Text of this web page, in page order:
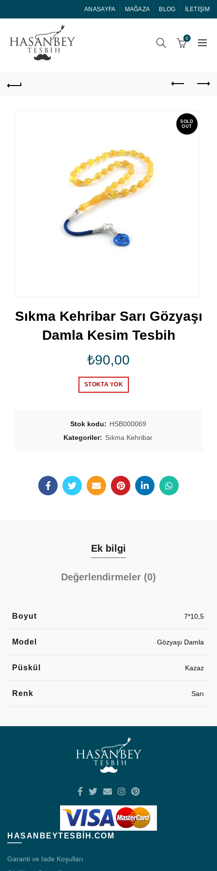
ANASAYFA MAĞAZA BLOG İLETIŞIM
0
SOLD
OUT
Sıkma Kehribar Sarı Gözyaşı
Damla Kesim Tesbih
₺90,00
STOKTA YOK
Stok kodu: HSB000069
Kategoriler: Sıkma Kehribar
Ek bilgi
Değerlendirmeler (0)
Boyut 7*10,5
Model Gözyaşı Damla
Püskül Kazaz
Renk Sarı
HASANBEYTESBIH.COM
Garanti ve İade Koşulları